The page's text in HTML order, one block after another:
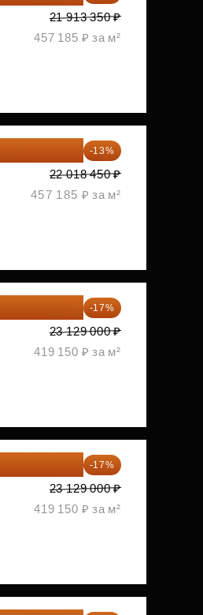
21 913 350 ₽
457 185 ₽ за м²
-13%
22 018 450 ₽
457 185 ₽ за м²
-17%
23 129 000 ₽
419 150 ₽ за м²
-17%
23 129 000 ₽
419 150 ₽ за м²